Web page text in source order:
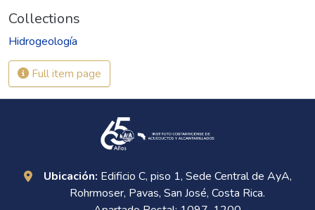
Collections
Hidrogeología
Full item page
Ubicación: Edificio C, piso 1, Sede Central de AyA,
Rohrmoser, Pavas, San José, Costa Rica.